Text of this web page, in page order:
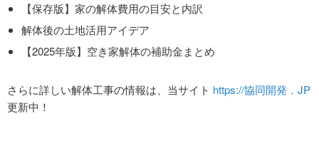
【保存版】家の解体費用の目安と内訳
解体後の土地活用アイデア
【2025年版】空き家解体の補助金まとめ
さらに詳しい解体工事の情報は、当サイト https://協同開発．JP
更新中！